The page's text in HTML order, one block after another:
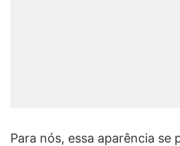
Para nós, essa aparência se